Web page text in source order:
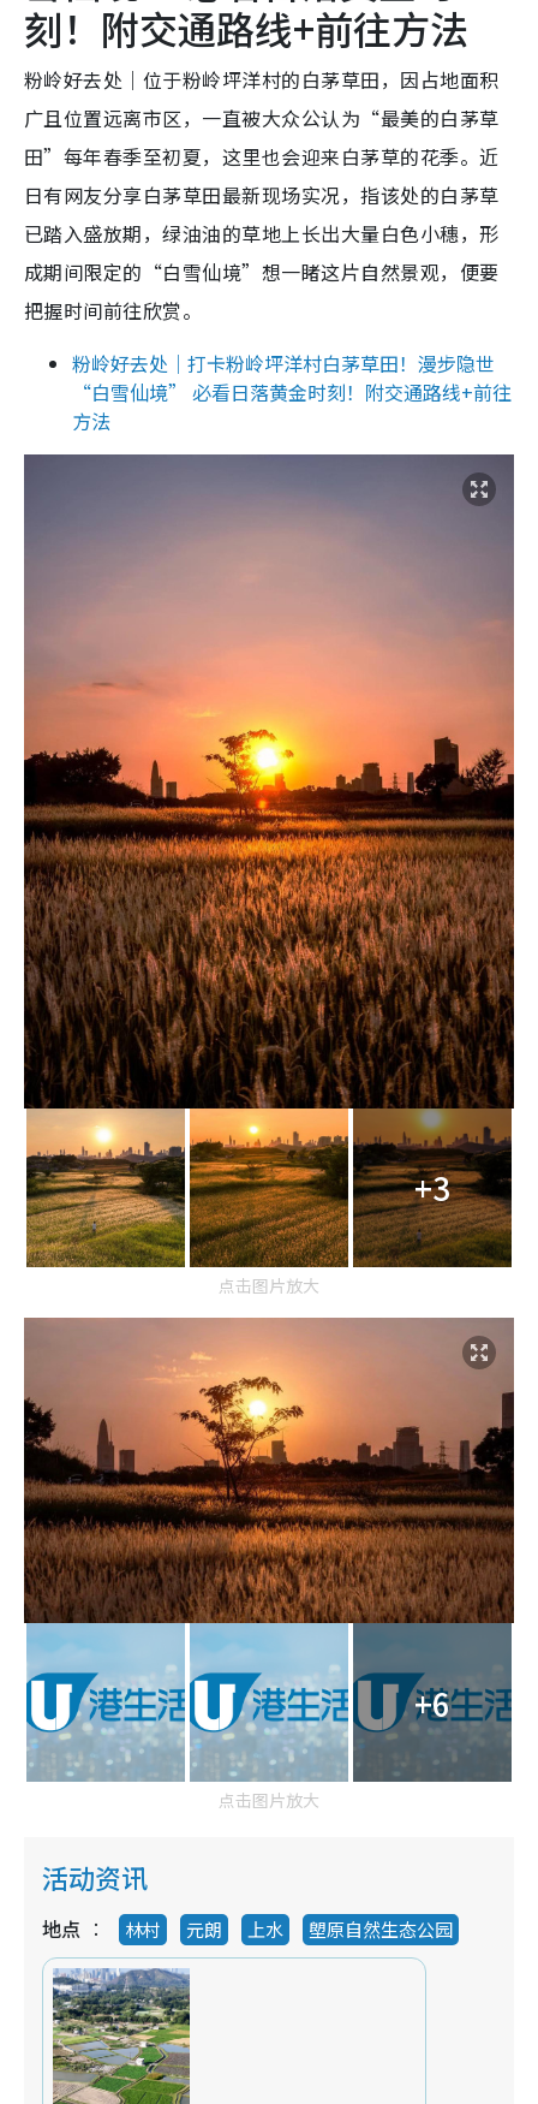
刻！附交通路线+前往方法
粉岭好去处｜位于粉岭坪洋村的白茅草田，因占地面积
广且位置远离市区，一直被大众公认为“最美的白茅草
田”每年春季至初夏，这里也会迎来白茅草的花季。近
日有网友分享白茅草田最新现场实况，指该处的白茅草
已踏入盛放期，绿油油的草地上长出大量白色小穗，形
成期间限定的“白雪仙境”想一睹这片自然景观，便要
把握时间前往欣赏。
粉岭好去处｜打卡粉岭坪洋村白茅草田！漫步隐世
“白雪仙境” 必看日落黄金时刻！附交通路线+前往
方法
+3
点击图片放大
+6
点击图片放大
活动资讯
地点 林村 元朗 上水 塱原自然生态公园